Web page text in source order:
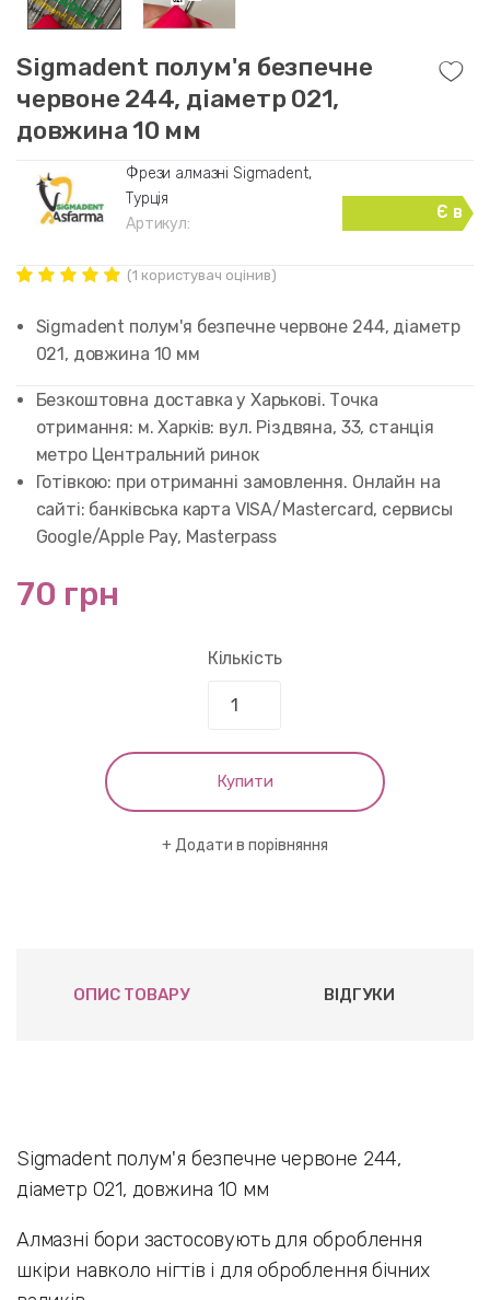
Sigmadent полум'я безпечне
червоне 244, діаметр 021,
довжина 10 мм
Фрези алмазні Sigmadent,
Турція
Артикул:
Є в
5.00
out of
5 based on
customer
(1 користувач оцінив)
Sigmadent полум'я безпечне червоне 244, діаметр
021, довжина 10 мм
Безкоштовна доставка у Харькові. Точка
отримання: м. Харків: вул. Різдвяна, 33, станція
метро Центральний ринок
Готівкою: при отриманні замовлення. Онлайн на
сайті: банківська карта VISA/Mastercard, сервисы
Google/Apple Pay, Masterpass
70 грн
Кількість
Купити
Додати в порівняння
ОПИС ТОВАРУ ВІДГУКИ
Sigmadent полум'я безпечне червоне 244,
діаметр 021, довжина 10 мм
Алмазні бори застосовують для оброблення
шкіри навколо нігтів і для оброблення бічних